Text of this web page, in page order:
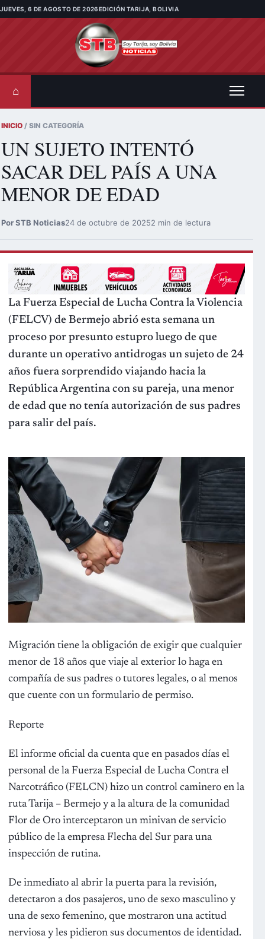
Saltar al contenido
JUEVES, 6 DE AGOSTO DE 2026EDICIÓN TARIJA, BOLIVIA
⌂
INICIO / SIN CATEGORÍA
UN SUJETO INTENTÓ
SACAR DEL PAÍS A UNA
MENOR DE EDAD
Por STB Noticias24 de octubre de 20252 min de lectura
La Fuerza Especial de Lucha Contra la Violencia
(FELCV) de Bermejo abrió esta semana un
proceso por presunto estupro luego de que
durante un operativo antidrogas un sujeto de 24
años fuera sorprendido viajando hacia la
República Argentina con su pareja, una menor
de edad que no tenía autorización de sus padres
para salir del país.
Migración tiene la obligación de exigir que cualquier
menor de 18 años que viaje al exterior lo haga en
compañía de sus padres o tutores legales, o al menos
que cuente con un formulario de permiso.
Reporte
El informe oficial da cuenta que en pasados días el
personal de la Fuerza Especial de Lucha Contra el
Narcotráfico (FELCN) hizo un control caminero en la
ruta Tarija – Bermejo y a la altura de la comunidad
Flor de Oro interceptaron un minivan de servicio
público de la empresa Flecha del Sur para una
inspección de rutina.
De inmediato al abrir la puerta para la revisión,
detectaron a dos pasajeros, uno de sexo masculino y
una de sexo femenino, que mostraron una actitud
nerviosa y les pidieron sus documentos de identidad.